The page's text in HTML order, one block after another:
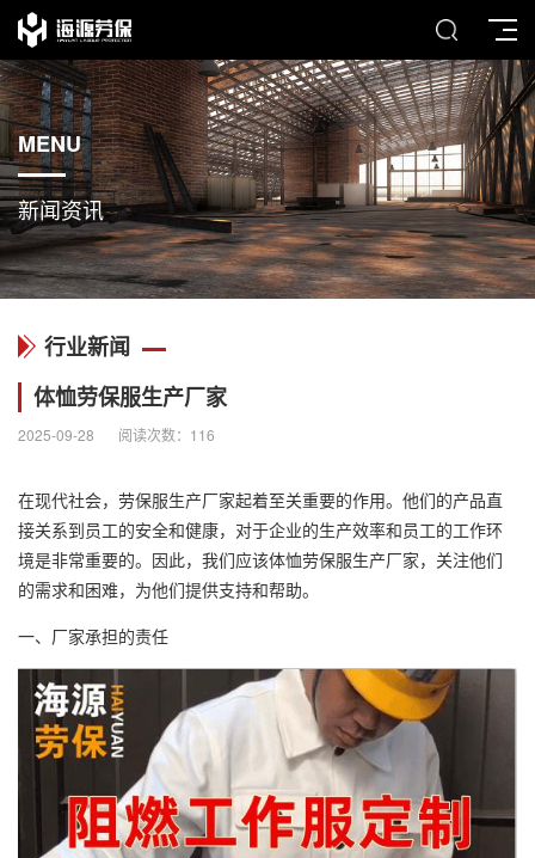
MENU
新闻资讯
行业新闻
体恤劳保服生产厂家
2025-09-28 阅读次数： 116
在现代社会，劳保服生产厂家起着至关重要的作用。他们的产品直
接关系到员工的安全和健康，对于企业的生产效率和员工的工作环
境是非常重要的。因此，我们应该体恤劳保服生产厂家，关注他们
的需求和困难，为他们提供支持和帮助。
一、厂家承担的责任